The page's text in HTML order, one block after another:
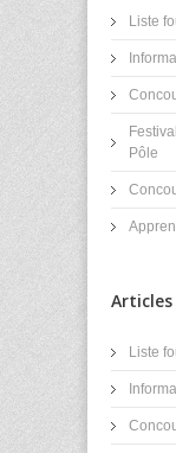
Liste
Pôle
Liste